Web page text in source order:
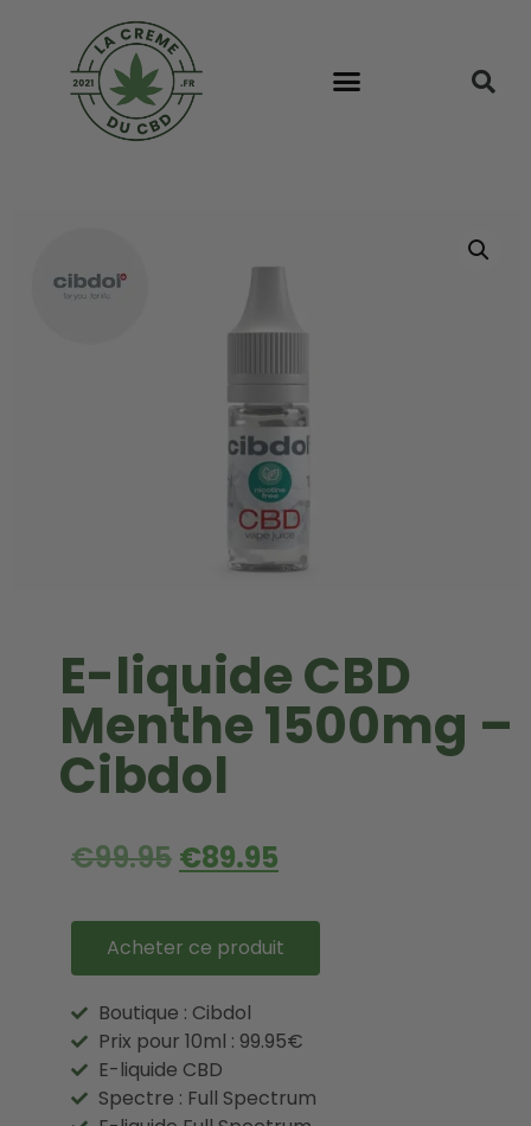
E-liquide CBD
Menthe 1500mg –
Cibdol
€99.95 €89.95
Acheter ce produit
Boutique : Cibdol
Prix pour 10ml : 99.95€
E-liquide CBD
Spectre : Full Spectrum